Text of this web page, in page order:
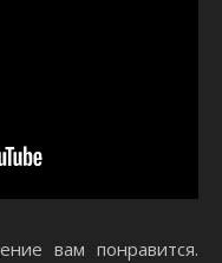
вам понравится.